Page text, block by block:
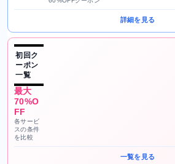
詳細を見る
初回ク
ーポン
一覧
最大
70%O
FF
各サービ
スの条件
を比較
一覧を見る